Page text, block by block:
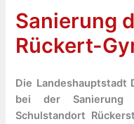
Sanierung
Rückert-
Die
bei der
Schulstandort